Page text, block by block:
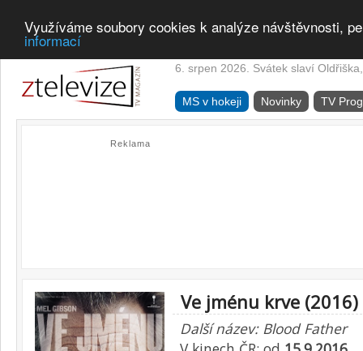
Využíváme soubory cookies k analýze návštěvnosti,
informací
6. srpen 2026. Svátek slaví
MS v hokeji Novinky TV
Reklama
Ve jménu krve (2016)
Další název: Blood Father